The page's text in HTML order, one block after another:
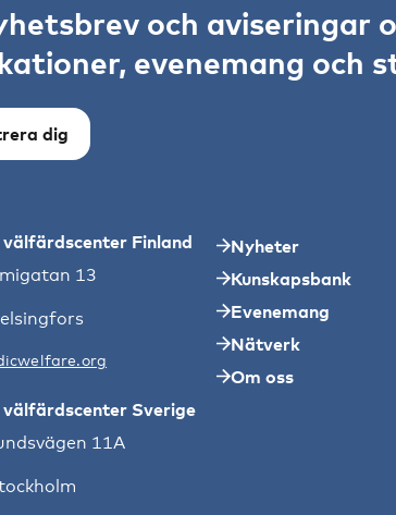
och aviseringar
evenemang och
dig
Finland
13
välfärdscenter Sverige
11A
Nyheter
Kunskapsbank
Evenemang
Nätverk
Om oss